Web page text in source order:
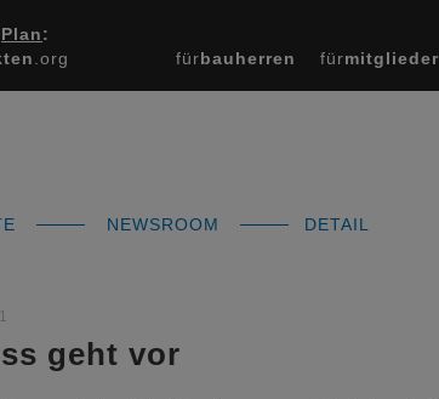
Plan:
.org fürbauherren fürmitglieder
NEWSROOM DETAIL
geht vor